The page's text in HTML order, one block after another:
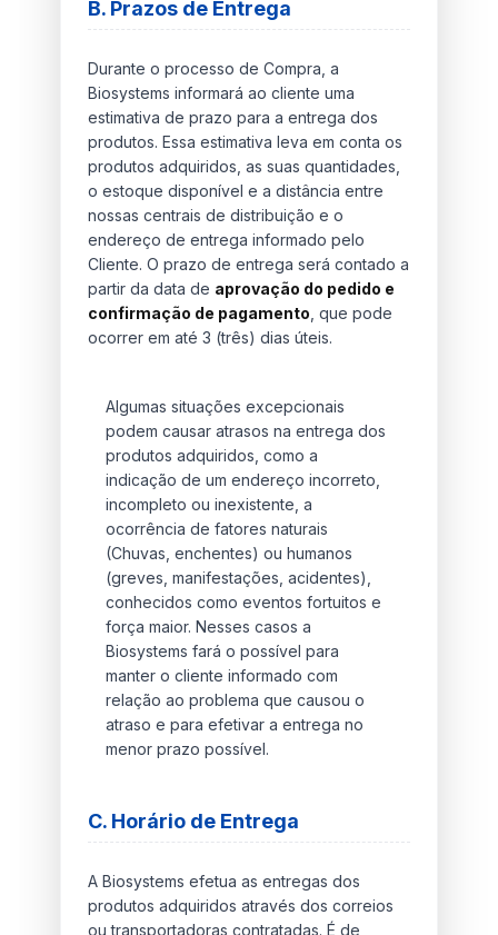
B. Prazos de Entrega
Durante o processo de Compra, a
Biosystems informará ao cliente uma
estimativa de prazo para a entrega dos
produtos. Essa estimativa leva em conta os
produtos adquiridos, as suas quantidades,
o estoque disponível e a distância entre
nossas centrais de distribuição e o
endereço de entrega informado pelo
Cliente. O prazo de entrega será contado a
partir da data de aprovação do pedido e
confirmação de pagamento , que pode
ocorrer em até 3 (três) dias úteis.
Algumas situações excepcionais
podem causar atrasos na entrega dos
produtos adquiridos, como a
indicação de um endereço incorreto,
incompleto ou inexistente, a
ocorrência de fatores naturais
(Chuvas, enchentes) ou humanos
(greves, manifestações, acidentes),
conhecidos como eventos fortuitos e
força maior. Nesses casos a
Biosystems fará o possível para
manter o cliente informado com
relação ao problema que causou o
atraso e para efetivar a entrega no
menor prazo possível.
C. Horário de Entrega
A Biosystems efetua as entregas dos
produtos adquiridos através dos correios
ou transportadoras contratadas. É de